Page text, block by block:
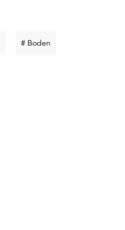
Schlüsselwort
# Boden